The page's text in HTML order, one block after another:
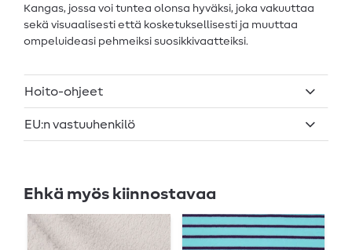
Kangas, jossa voi tuntea olonsa hyväksi, joka vakuuttaa
sekä visuaalisesti että kosketuksellisesti ja muuttaa
ompeluideasi pehmeiksi suosikkivaatteiksi.
Hoito-ohjeet
EU:n vastuuhenkilö
Ehkä myös kiinnostavaa